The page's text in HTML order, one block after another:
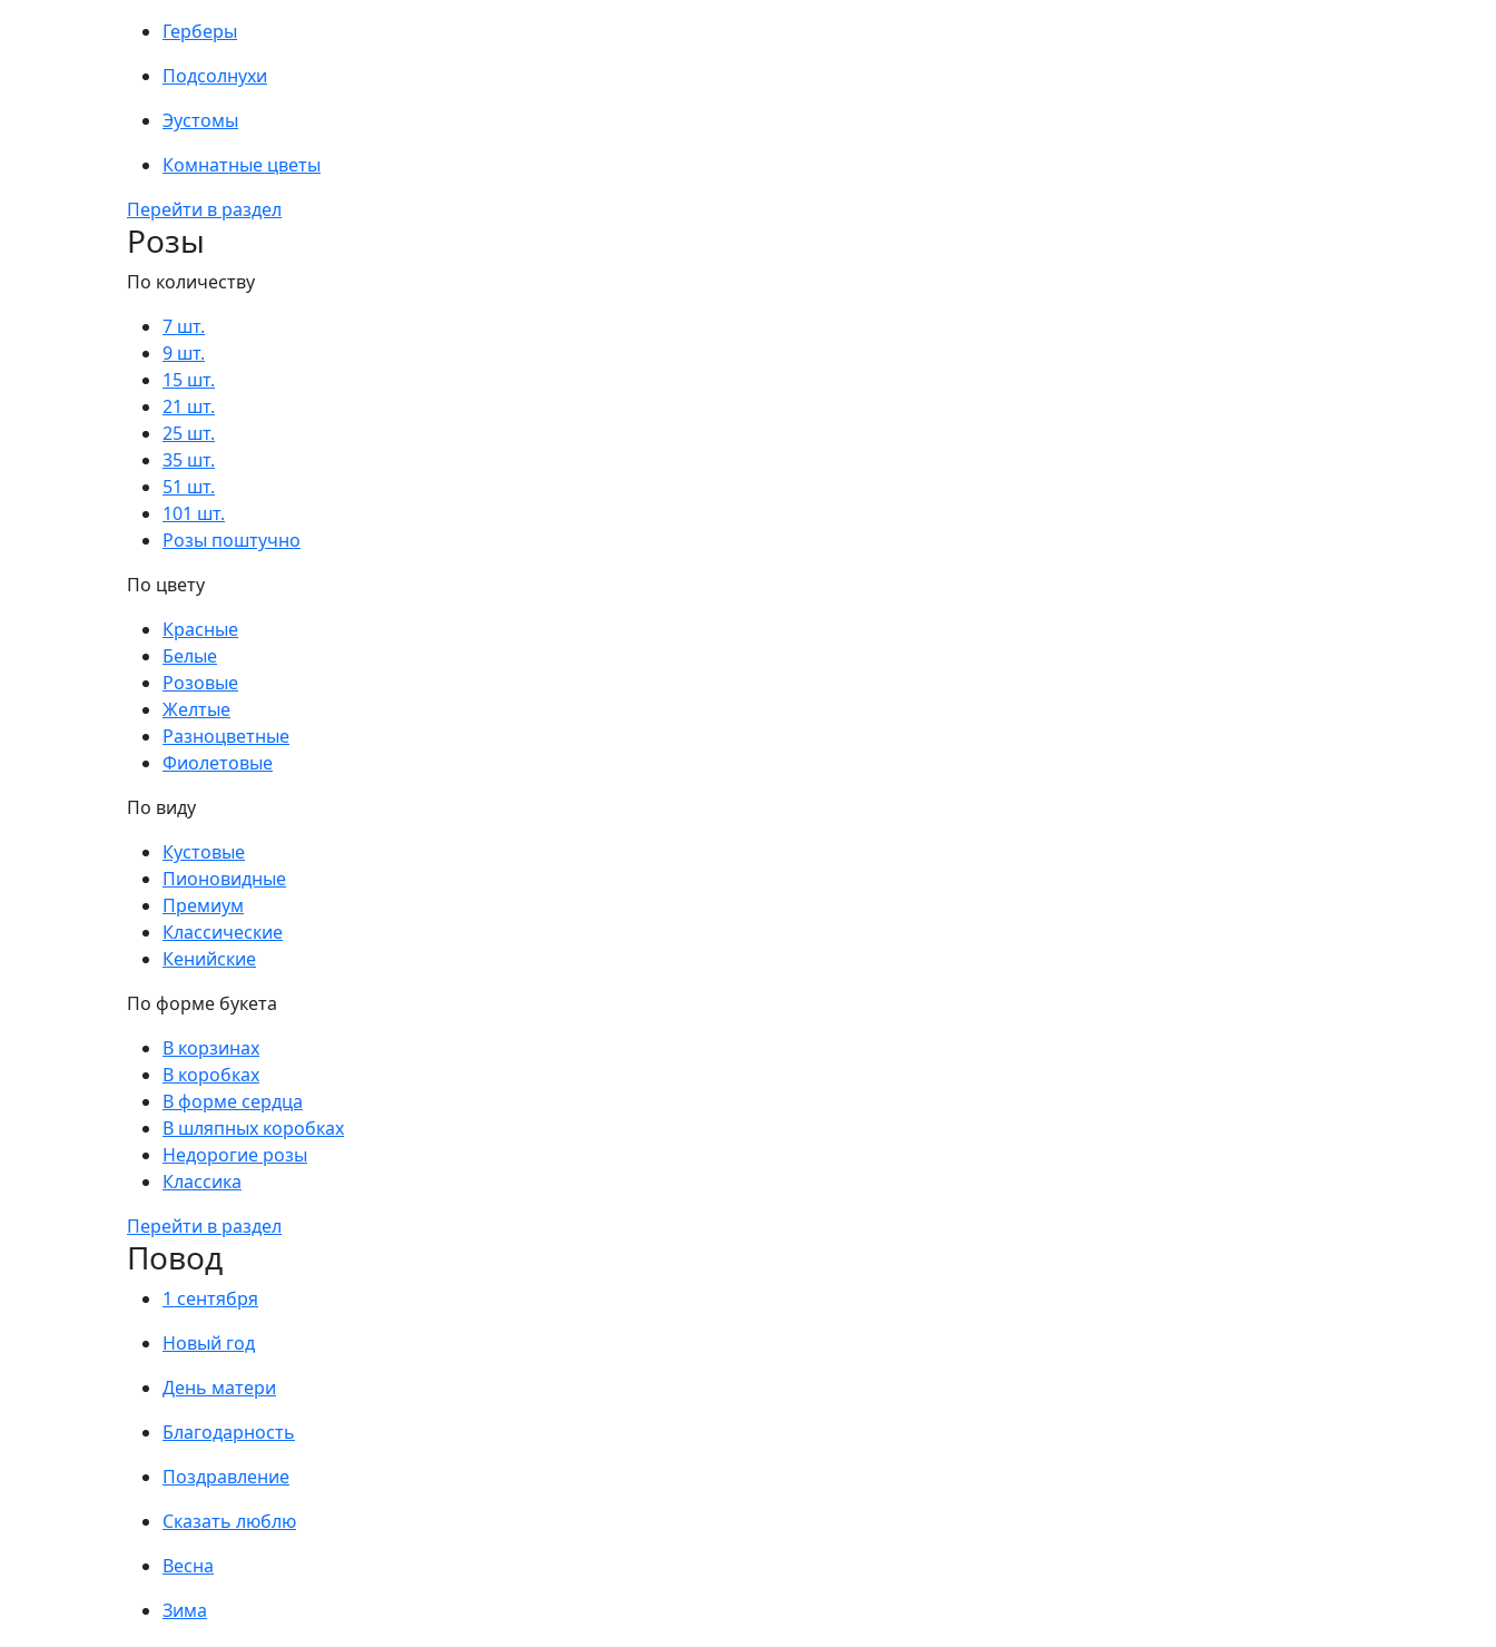
Герберы
Подсолнухи
Эустомы
Комнатные цветы
Перейти в раздел
Розы
По количеству
7 шт.
9 шт.
15 шт.
21 шт.
25 шт.
35 шт.
51 шт.
101 шт.
Розы поштучно
По цвету
Красные
Белые
Розовые
Желтые
Разноцветные
Фиолетовые
По виду
Кустовые
Пионовидные
Премиум
Классические
Кенийские
По форме букета
В корзинах
В коробках
В форме сердца
В шляпных коробках
Недорогие розы
Классика
Перейти в раздел
Повод
1 сентября
Новый год
День матери
Благодарность
Поздравление
Сказать люблю
Весна
Зима